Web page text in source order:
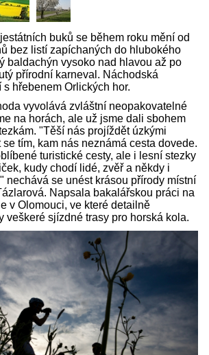
buků se během roku mění od
bez listí zapíchaných do hlubokého
baldachýn vysoko nad hlavou až po
přírodní karneval. Náchodská
hřebenem Orlických hor.
vyvolává zvláštní neopakovatelné
na horách, ale už jsme dali sbohem
"Těší nás projíždět úzkými
tím, kam nás neznámá cesta dovede.
turistické cesty, ale i lesní stezky
kudy chodí lidé, zvěř a někdy i
nechává se unést krásou přírody místní
Napsala bakalářskou práci na
v Olomouci, ve které detailně
veškeré sjízdné trasy pro horská kola.